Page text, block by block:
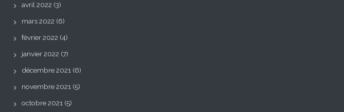
avril 2022 (3)
mars 2022 (6)
février 2022 (4)
janvier 2022 (7)
décembre 2021 (6)
novembre 2021 (5)
octobre 2021 (5)